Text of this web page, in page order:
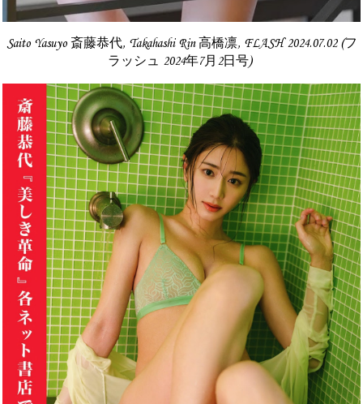
Saito Yasuyo 斎藤恭代, Takahashi Rin 高橋凛, FLASH 2024.07.02 (フ
ラッシュ 2024年7月2日号)